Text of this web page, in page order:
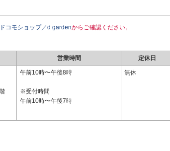
ドコモショップ／d gardenからご確認ください。
営業時間 定休日
午前10時〜午後8時
※受付時間
午前10時〜午後7時
無休